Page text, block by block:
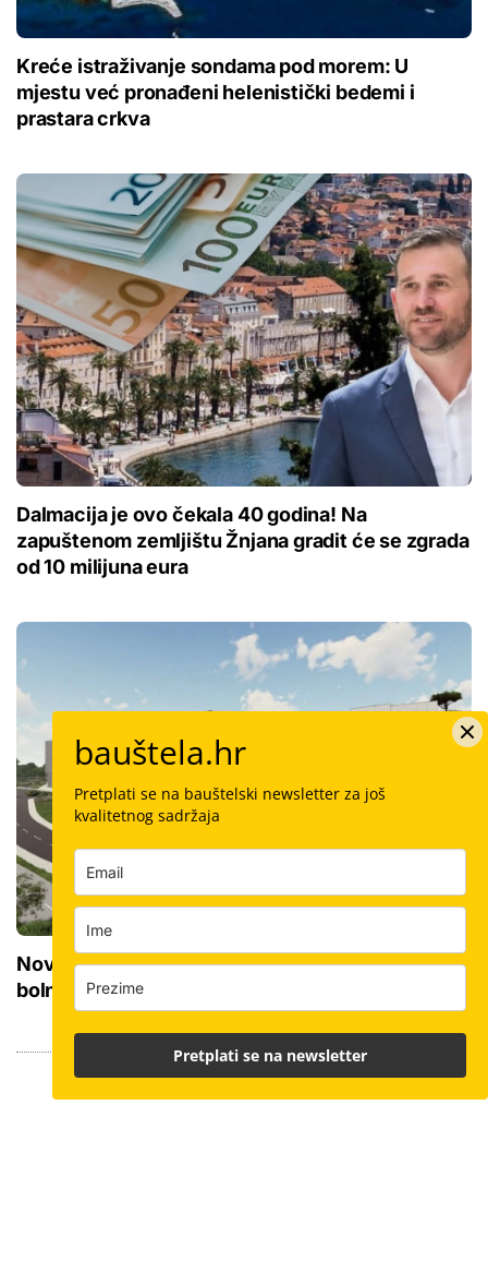
Kreće istraživanje sondama pod morem: U
mjestu već pronađeni helenistički bedemi i
prastara crkva
Dalmacija je ovo čekala 40 godina! Na
zapuštenom zemljištu Žnjana gradit će se zgrada
od 10 milijuna eura
Novi KBC na istoku Hrvatske zamijenit će 15
bolnica: Priprema se 'teren' za početak gradnje
bauštela.hr
Pretplati se na bauštelski newsletter za još
kvalitetnog sadržaja
Pretplati se na newsletter